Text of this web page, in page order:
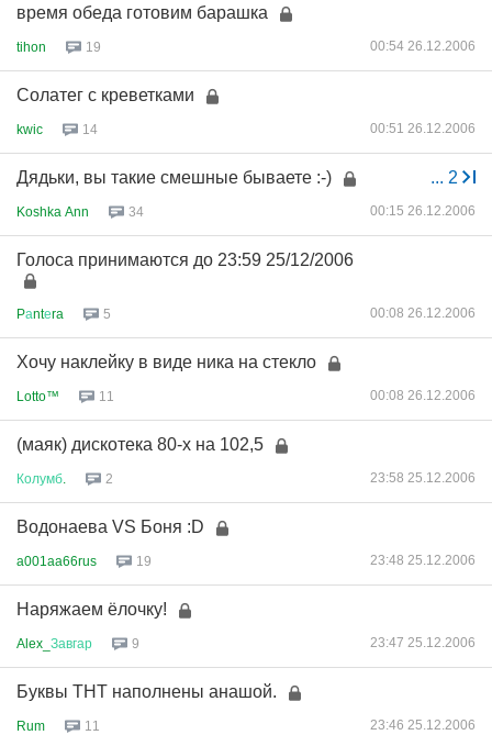
время обеда готовим барашка
tihon 19 00:54 26.12.2006
Солатег с креветками
kwic 14 00:51 26.12.2006
... 2
Дядьки, вы такие смешные бываете :-)
Koshka Ann 34 00:15 26.12.2006
Голоса принимаются до 23:59 25/12/2006
Pаntеra 5 00:08 26.12.2006
Хочу наклейку в виде ника на стекло
Lotto™ 11 00:08 26.12.2006
(маяк) дискотека 80-х на 102,5
Колумб 2 23:58 25.12.2006
Водонаева VS Боня :D
a001aa66rus 19 23:48 25.12.2006
Наряжаем ёлочку!
Alex_ Завгар 9 23:47 25.12.2006
Буквы ТНТ наполнены анашой.
Rum 11 23:46 25.12.2006